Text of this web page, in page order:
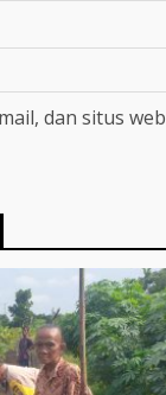
dan situs